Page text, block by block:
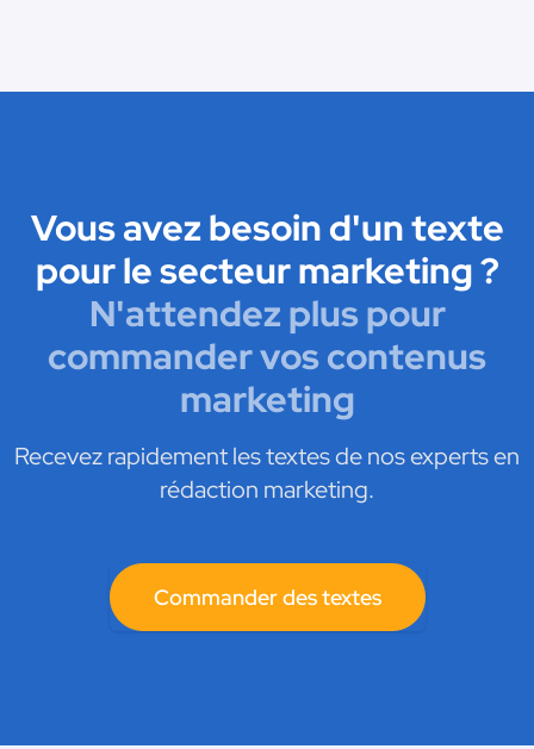
Vous avez besoin d'un texte
pour le secteur marketing ?
N'attendez plus pour
commander vos contenus
marketing
Recevez rapidement les textes de nos experts en
rédaction marketing.
Commander des textes